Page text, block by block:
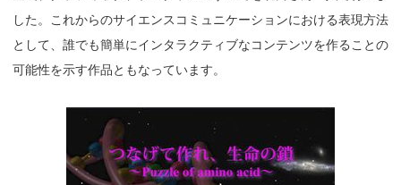
した。これからのサイエンスコミュニケーションにおける表現方法
として、誰でも簡単にインタラクティブなコンテンツを作ることの
可能性を示す作品ともなっています。